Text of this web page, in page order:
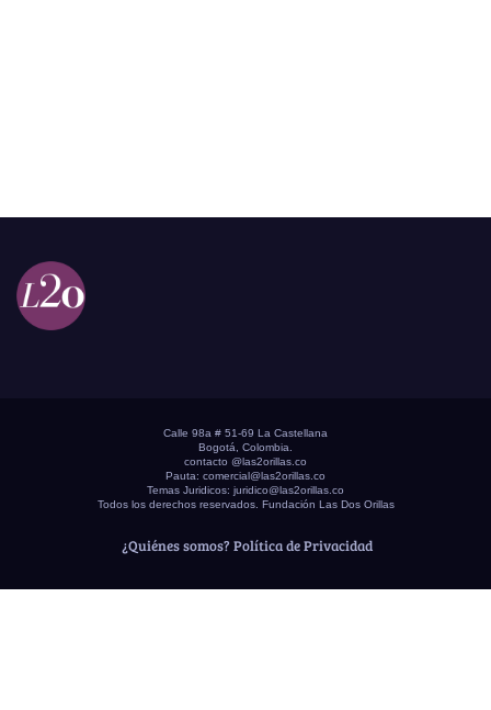
Calle 98a # 51-69 La Castellana
Bogotá, Colombia.
contacto @las2orillas.co
Pauta: comercial@las2orillas.co
Temas Juridicos: juridico@las2orillas.co
Todos los derechos reservados. Fundación Las Dos Orillas
¿Quiénes somos? Política de Privacidad